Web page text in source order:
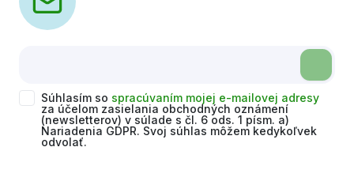
Súhlasím so spracúvaním mojej e-mailovej adresy
za účelom zasielania obchodných oznámení
(newsletterov) v súlade s čl. 6 ods. 1 písm. a)
Nariadenia GDPR. Svoj súhlas môžem kedykoľvek
odvolať.